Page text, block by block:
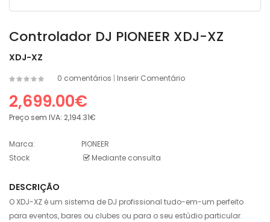
Controlador DJ PIONEER XDJ-XZ
XDJ-XZ
0 comentários | Inserir Comentário
2,699.00€
Preço sem IVA: 2,194.31€
Marca:
PIONEER
Stock
Mediante consulta
DESCRIÇÃO
O XDJ-XZ é um sistema de DJ profissional tudo-em-um perfeito
para eventos, bares ou clubes ou para o seu estúdio particular.